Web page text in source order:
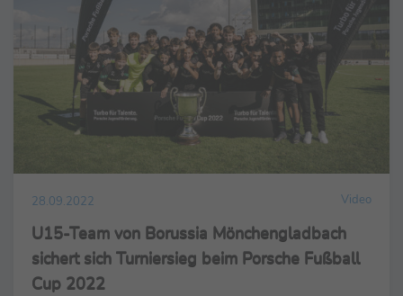
28.09.2022 Video
U15-Team von Borussia Mönchengladbach
sichert sich Turniersieg beim Porsche Fußball
Cup 2022